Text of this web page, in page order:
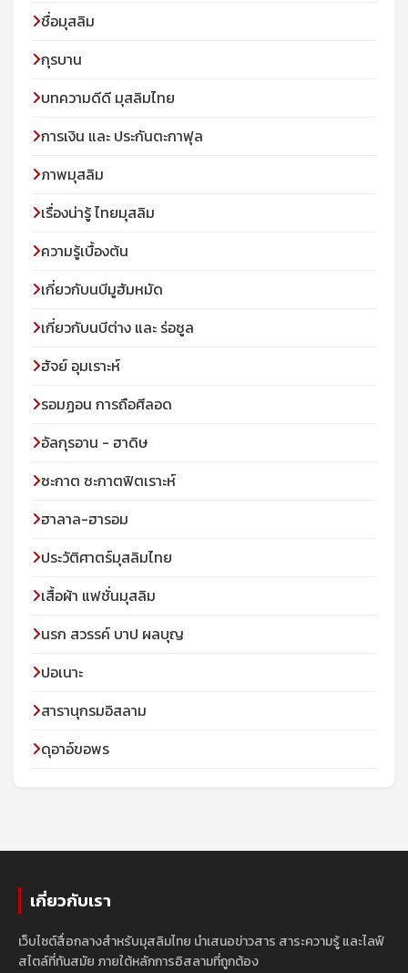
ชื่อมุสลิม
กุรบาน
บทความดีดี มุสลิมไทย
การเงิน และ ประกันตะกาฟุล
ภาพมุสลิม
เรื่องน่ารู้ ไทยมุสลิม
ความรู้เบื้องต้น
เกี่ยวกับนบีมูฮัมหมัด
เกี่ยวกับนบีต่าง และ ร่อซูล
ฮัจย์ อุมเราะห์
รอมฏอน การถือศีลอด
อัลกุรอาน - ฮาดิษ
ซะกาต ซะกาตฟิตเราะห์
ฮาลาล-ฮารอม
ประวัติศาตร์มุสลิมไทย
เสื้อผ้า แฟชั่นมุสลิม
นรก สวรรค์ บาป ผลบุญ
ปอเนาะ
สารานุกรมอิสลาม
ดุอาอ์ขอพร
เกี่ยวกับเรา
เว็บไซต์สื่อกลางสำหรับมุสลิมไทย นำเสนอข่าวสาร สาระความรู้ และไลฟ์
สไตล์ที่ทันสมัย ภายใต้หลักการอิสลามที่ถูกต้อง